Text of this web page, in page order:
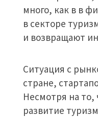
много, как в в
в секторе
и возвращают
Ситуация с
стране,
Несмотря на то,
развитие